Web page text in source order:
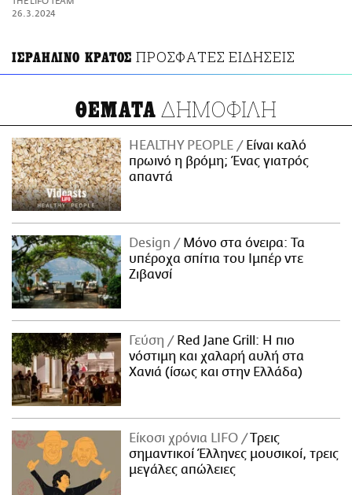
ΑΜΠΑ
26.3.2024
ΙΣΡΑΗΛΙΝΟ ΚΡΑΤΟΣ ΠΡΟΣΦΑΤΕΣ ΕΙΔΗΣΕΙΣ
ΘΕΜΑΤΑ ΔΗΜΟΦΙΛΗ
HEALTHY PEOPLE
Είναι καλό
πρωινό η βρόμη; Ένας γιατρός
απαντά
Design
Μόνο στα όνειρα: Τα
υπέροχα σπίτια του Ιμπέρ ντε
Ζιβανσί
Γεύση
Red Jane Grill: Η πιο
νόστιμη και χαλαρή αυλή στα
Χανιά (ίσως και στην Ελλάδα)
Είκοσι χρόνια LIFO
Tρεις
σημαντικοί Έλληνες μουσικοί, τρεις
μεγάλες απώλειες